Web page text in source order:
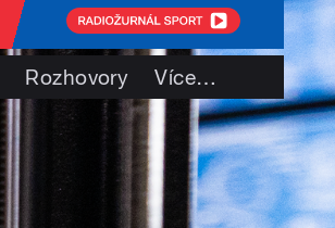
Rozhovory Více…